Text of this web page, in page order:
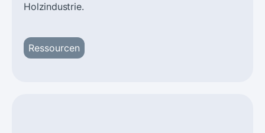
Holzindustrie.
Ressourcen